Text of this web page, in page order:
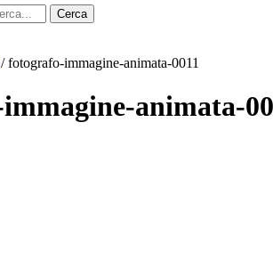
Cerca
/ fotografo-immagine-animata-0011
animata-